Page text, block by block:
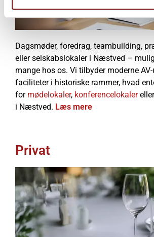
Dagsmøder, foredrag, teambuilding,
eller selskabslokaler i Næstved –
mange hos os. Vi tilbyder moderne
faciliteter i historiske rammer, hvad
for mødelokaler, konferencelokaler
i Næstved. Læs mere
Privat